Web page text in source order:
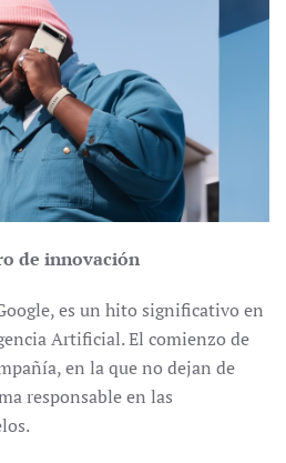
de innovación
es un hito significativo en
Artificial. El comienzo de
en la que no dejan de
responsable en las